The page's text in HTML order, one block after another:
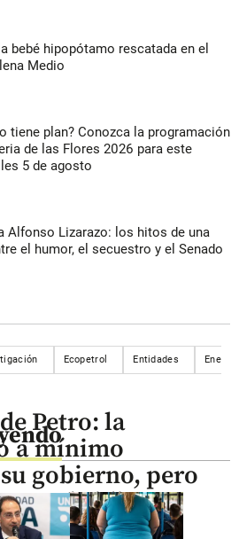
bebé hipopótamo rescatada en el
Medio
tiene plan? Conozca la programación
de las Flores 2026 para este
5 de agosto
Alfonso Lizarazo: los hitos de una
el humor, el secuestro y el Senado
Ecopetrol Entidades Enel
Petro: la
a mínimo
gobierno, pero
subsidios